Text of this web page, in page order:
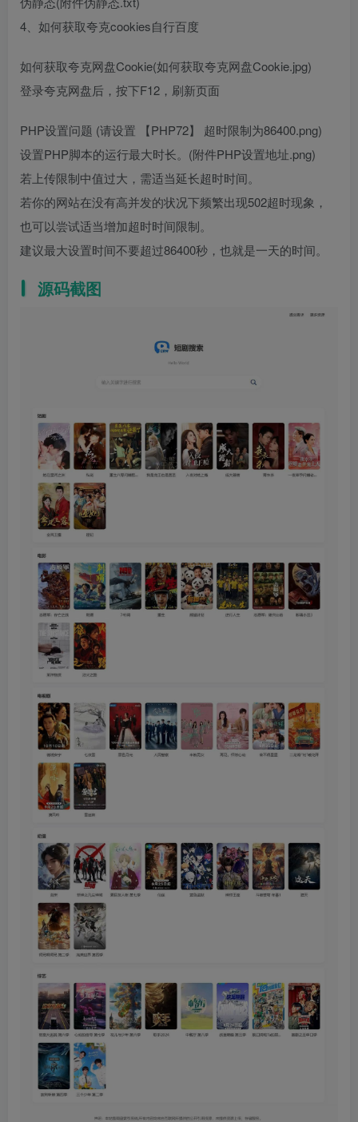
4、如何获取夸克cookies自行百度
如何获取夸克网盘Cookie(如何获取夸克网盘Cookie.jpg)
登录夸克网盘后，按下F12，刷新页面
PHP设置问题 (请设置 【PHP72】 超时限制为86400.png)
设置PHP脚本的运行最大时长。(附件PHP设置地址.png)
若上传限制中值过大，需适当延长超时时间。
若你的网站在没有高并发的状况下频繁出现502超时现象，
也可以尝试适当增加超时时间限制。
建议最大设置时间不要超过86400秒，也就是一天的时间。
源码截图